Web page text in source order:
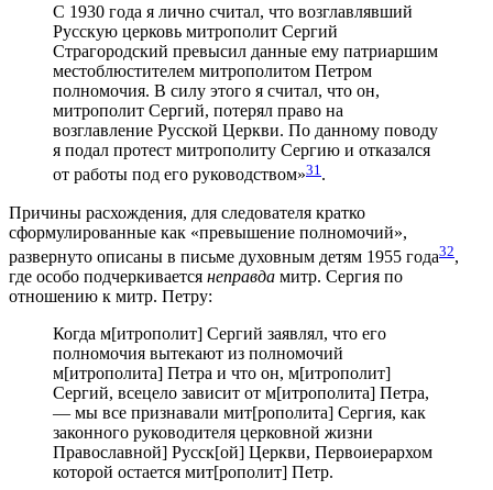
С 1930 года я лично считал, что возглавлявший
Русскую церковь митрополит Сергий
Страгородский превысил данные ему патриаршим
местоблюстителем митрополитом Петром
полномочия. В силу этого я считал, что он,
митрополит Сергий, потерял право на
возглавление Русской Церкви. По данному поводу
я подал протест митрополиту Сергию и отказался
от работы под его руководством»31 .
Причины расхождения, для следователя кратко
сформулированные как «превышение полномочий»,
развернуто описаны в письме духовным детям 1955 года32,
где особо подчеркивается неправда митр. Сергия по
отношению к митр. Петру:
Когда м[итрополит] Сергий заявлял, что его
полномочия вытекают из полномочий
м[итрополита] Петра и что он, м[итрополит]
Сергий, всецело зависит от м[итрополита] Петра,
— мы все признавали мит[рополита] Сергия, как
законного руководителя церковной жизни
Православной] Русск[ой] Церкви, Первоиерархом
которой остается мит[рополит] Петр.